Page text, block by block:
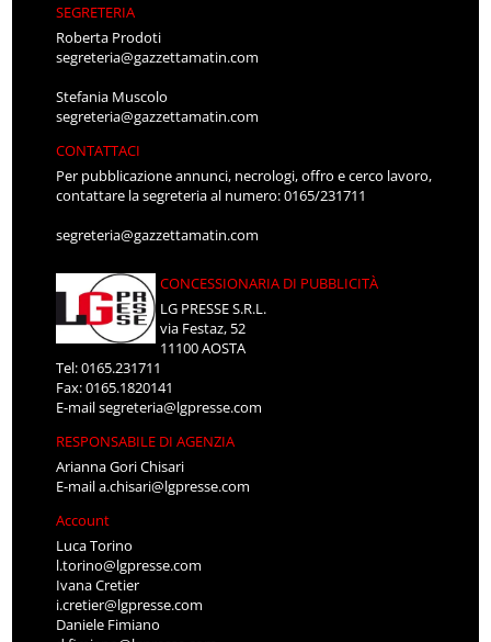
SEGRETERIA
Roberta Prodoti
segreteria@gazzettamatin.com
Stefania Muscolo
segreteria@gazzettamatin.com
CONTATTACI
Per pubblicazione annunci, necrologi, offro e cerco lavoro,
contattare la segreteria al numero: 0165/231711
segreteria@gazzettamatin.com
CONCESSIONARIA DI PUBBLICITÀ
LG PRESSE S.R.L.
via Festaz, 52
11100 AOSTA
Tel: 0165.231711
Fax: 0165.1820141
E-mailsegreteria@lgpresse.com
RESPONSABILE DI AGENZIA
Arianna Gori Chisari
E-maila.chisari@lgpresse.com
Account
Luca Torino
l.torino@lgpresse.com
Ivana Cretier
i.cretier@lgpresse.com
Daniele Fimiano